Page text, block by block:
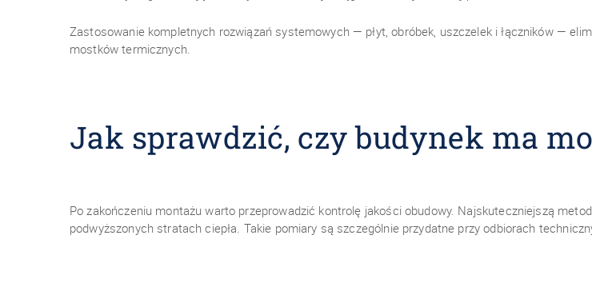
Zastosowanie kompletnych rozwiązań systemowych — płyt, obróbek, uszczelek i łączników —
mostków termicznych.
Jak sprawdzić, czy budynek ma
Po zakończeniu montażu warto przeprowadzić kontrolę jakości obudowy. Najskuteczniejszą
podwyższonych stratach ciepła. Takie pomiary są szczególnie przydatne przy odbiorach